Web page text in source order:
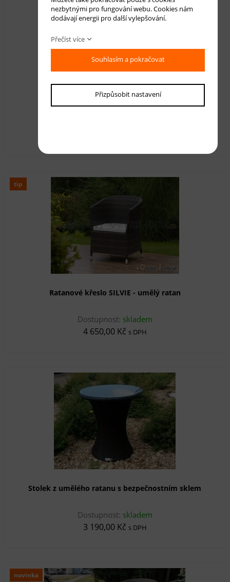
Ratanová souprava Miki
tip
Ratanové křeslo SILVIE - umělý ratan
Dostupnost: skladem
4 650,00 Kč s DPH
Stolek z umělého ratanu s bezpečnostním sklem
Dostupnost: skladem
3 190,00 Kč s DPH
novinka
nezbytnými pro fungování webu. Cookies nám
dodávají energii pro další vylepšování.
Přečíst více
Souhlasím a pokračovat
Přizpůsobit nastavení